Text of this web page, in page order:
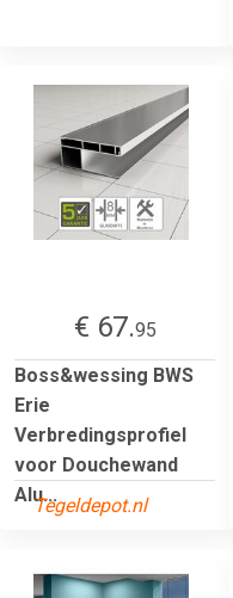
€ 67.95
Boss&wessing BWS
Erie
Verbredingsprofiel
voor Douchewand
Alu...Tegeldepot.nl